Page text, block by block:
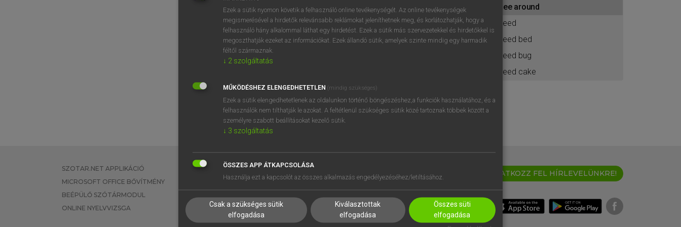
BELÉPÉS
próbaverziójának elindításához
regisztrálok ésbelépek.
REGISZTRÁCIÓ
see around
seed
seed bed
seed bug
seed cake
SZOTAR.NET APPLIKÁCIÓ
MICROSOFT OFFICE BŐVÍTMÉNY
BEÉPÜLŐ SZÓTÁRMODUL
ONLINE NYELVVIZSGA
EGYÉNI FELHASZNÁLÓKNAK
TANULÓKNAK
VÁLLALATI MEGOLDÁSOK
SÚGÓ
RÓLUNK
SÜTI BEÁLLÍTÁSOK
IRATKOZZ FEL HÍRLEVELÜNKRE!
Ezek a sütik nyomon követik a felhasználó online tevékenységét. Az online tevékenységek
megismerésével a hirdetők relevánsabb reklámokat jeleníthetnek meg, és korlátozhatják, hogy a
felhasználó hány alkalommal láthat egy hirdetést. Ezek a sütik más szervezetekkel és hirdetőkkel is
megoszthatják ezeket az információkat. Ezek állandó sütik, amelyek szinte mindig egy harmadik
féltől származnak.
↓ 2 szolgáltatás
MŰKÖDÉSHEZ ELENGEDHETETLEN (mindig szükséges)
Ezek a sütik elengedhetetlenek az oldalunkon történő böngészéshez,a funkciók használatához, és a
felhasználók nem tilthatják le azokat. A feltétlenül szükséges sütik közé tartoznak többek között a
személyre szabott beállításokat kezelő sütik.
↓ 3 szolgáltatás
ÖSSZES APP ÁTKAPCSOLÁSA
Használja ezt a kapcsolót az összes alkalmazás engedélyezéséhez/letiltásához.
Csak a szükséges sütik
elfogadása
Kiválasztottak
elfogadása
Összes süti
elfogadása